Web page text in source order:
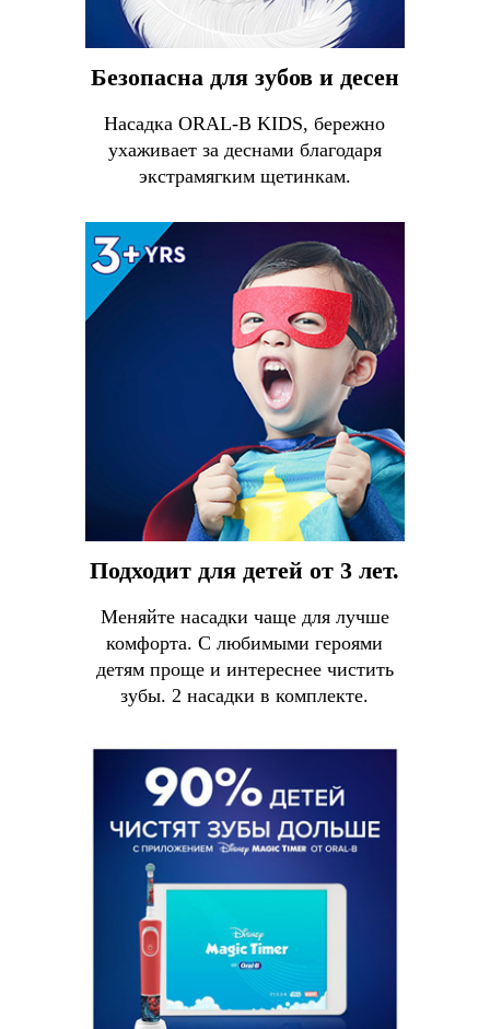
Безопасна для зубов и десен
Насадка ORAL-B KIDS, бережно
ухаживает за деснами благодаря
экстрамягким щетинкам.
Подходит для детей от 3 лет.
Меняйте насадки чаще для лучше
комфорта. С любимыми героями
детям проще и интереснее чистить
зубы. 2 насадки в комплекте.